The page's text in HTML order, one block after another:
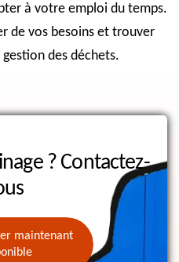
à votre emploi du temps.
de vos besoins et trouver
des déchets.
? Contactez-
maintenant